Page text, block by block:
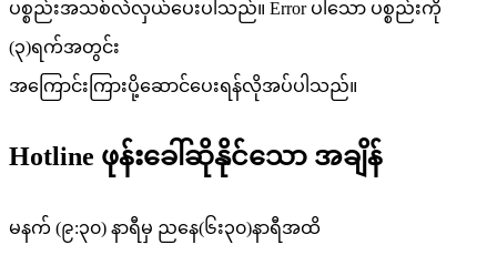
ပစ္စည်းအသစ်လဲလှယ်ပေးပါသည်။ Error ပါသော ပစ္စည်းကို
(၃)ရက်အတွင်း
အကြောင်းကြားပို့ဆောင်ပေးရန်လိုအပ်ပါသည်။
Hotline ဖုန်းခေါ်ဆိုနိုင်သော အချိန်
မနက် (၉:၃၀) နာရီမှ ညနေ(၆း၃၀)နာရီအထိ